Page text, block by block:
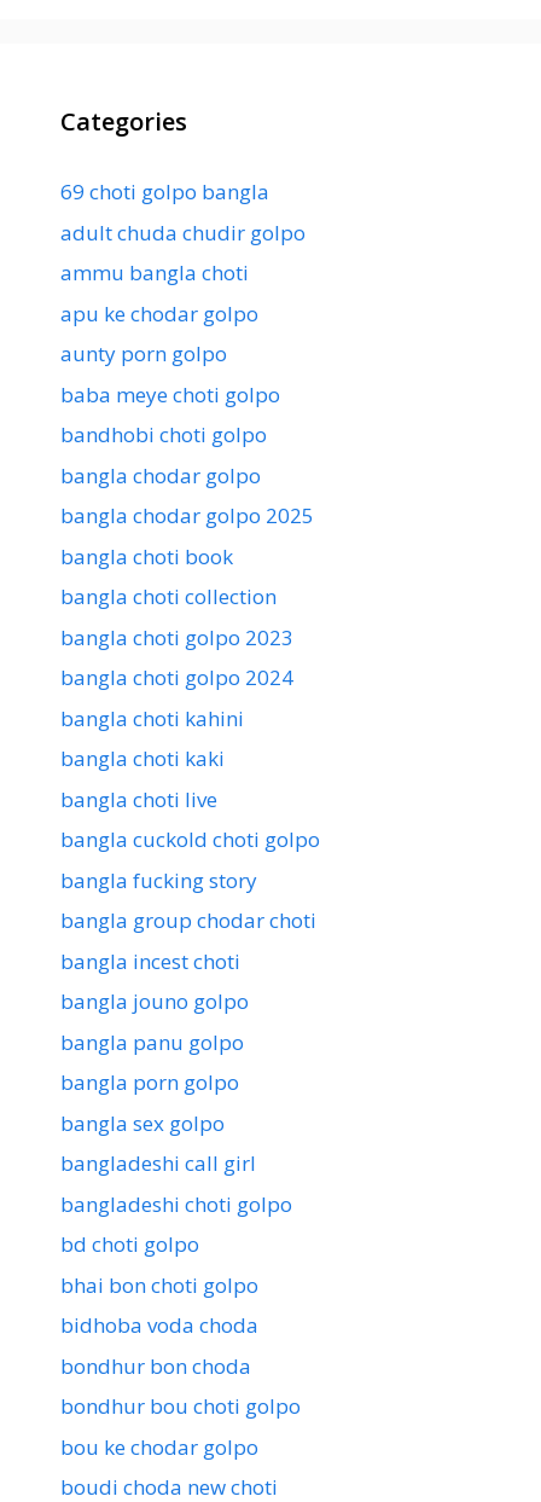
Categories
69 choti golpo bangla
adult chuda chudir golpo
ammu bangla choti
apu ke chodar golpo
aunty porn golpo
baba meye choti golpo
bandhobi choti golpo
bangla chodar golpo
bangla chodar golpo 2025
bangla choti book
bangla choti collection
bangla choti golpo 2023
bangla choti golpo 2024
bangla choti kahini
bangla choti kaki
bangla choti live
bangla cuckold choti golpo
bangla fucking story
bangla group chodar choti
bangla incest choti
bangla jouno golpo
bangla panu golpo
bangla porn golpo
bangla sex golpo
bangladeshi call girl
bangladeshi choti golpo
bd choti golpo
bhai bon choti golpo
bidhoba voda choda
bondhur bon choda
bondhur bou choti golpo
bou ke chodar golpo
boudi choda new choti